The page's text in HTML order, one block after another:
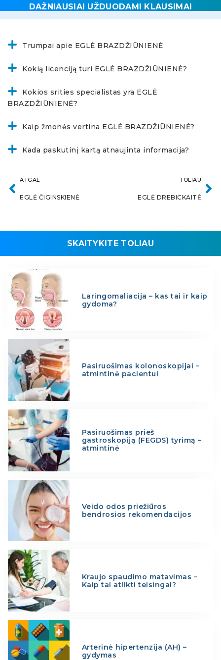
DAŽNIAUSIAI UŽDUODAMI KLAUSIMAI
Trumpai apie EGLĖ BRAZDŽIŪNIENĖ
Kokią licenciją turi EGLĖ BRAZDŽIŪNIENĖ?
Kokios srities specialistas yra EGLĖ
BRAZDŽIŪNIENĖ?
Kaip žmonės vertina EGLĖ BRAZDŽIŪNIENĖ?
Kada paskutinį kartą atnaujinta informacija?
ATGAL
EGLĖ ČIGINSKIENĖ
TOLIAU
EGLĖ DREBICKAITĖ
SKAITYKITE TOLIAU
Laringomaliacija – kas tai ir kaip
gydoma?
Pasiruošimas kolonoskopijai –
atmintinė pacientui
Pasiruošimas prieš
gastroskopiją (FEGDS) tyrimą –
atmintinė
Veido odos priežiūros
bendrosios rekomendacijos
Kraujo spaudimo matavimas –
Kaip tai atlikti teisingai?
Arterinė hipertenzija (AH) –
gydymas